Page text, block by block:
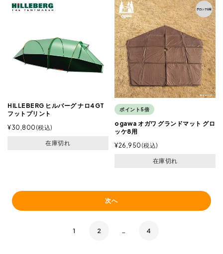
HILLEBERG ヒルバーグ ナロ4GT
フットプリント
¥30,800 税込
在庫切れ
ポイント5倍
ogawa オガワ グランドマット グロ
ッケ8用
¥26,950 税込
在庫切れ
次へ
1 2 … 4